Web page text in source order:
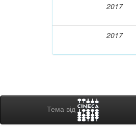
2017
2017
Тема від